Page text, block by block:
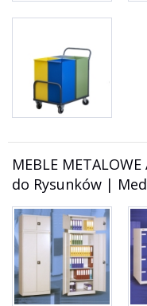
MEBLE
do Rysunków |